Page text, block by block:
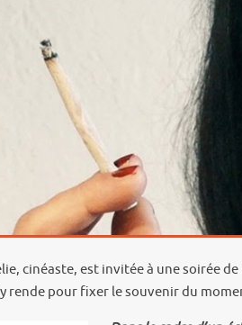
cinéaste, est invitée à une soirée
rende pour fixer le souvenir du